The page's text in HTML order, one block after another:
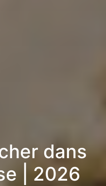
dans
| 2026